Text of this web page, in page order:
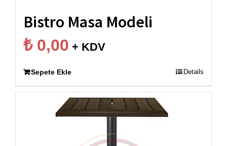
Bistro Masa Modeli
₺0,00 + KDV
Sepete Ekle Details